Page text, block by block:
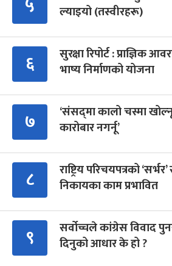
ल्याइयो (तस्वीरहरू)
६
सुरक्षा रिपोर्ट : प्राज्ञिक
भाष्य निर्माणको योजना
७
‘संसद्‍मा कालो चस्मा
कारोबार नगर्नू’
८
राष्ट्रिय परिचयपत्रको
निकायका काम प्रभावित
९
सर्वोच्चले कांग्रेस विवाद
दिनुको आधार के हो ?